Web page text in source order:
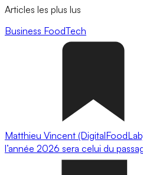
Articles les plus lus
Business FoodTech
Matthieu Vincent
l’année 2026 sera celui du